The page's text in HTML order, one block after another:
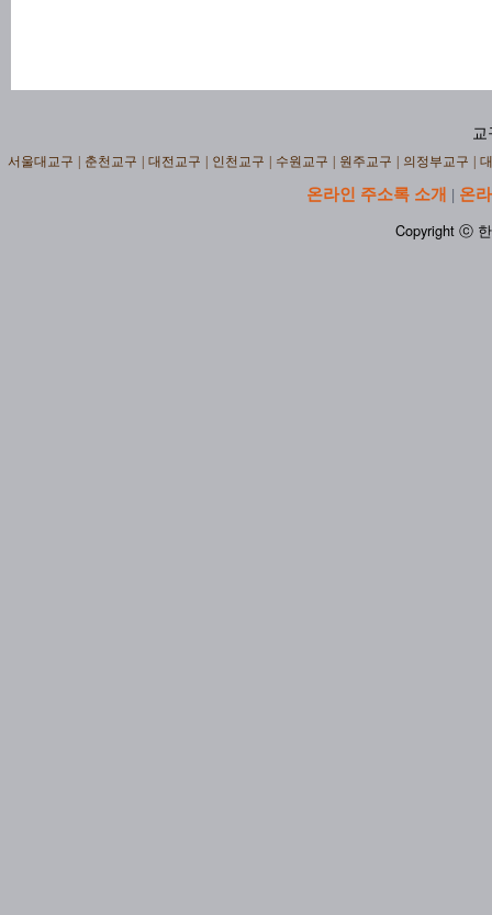
교
서울대교구 춘천교구 대전교구 인천교구 수원교구 원주교구 의정부교구
온라인 주소록 소개 | 온
Copyright ⓒ